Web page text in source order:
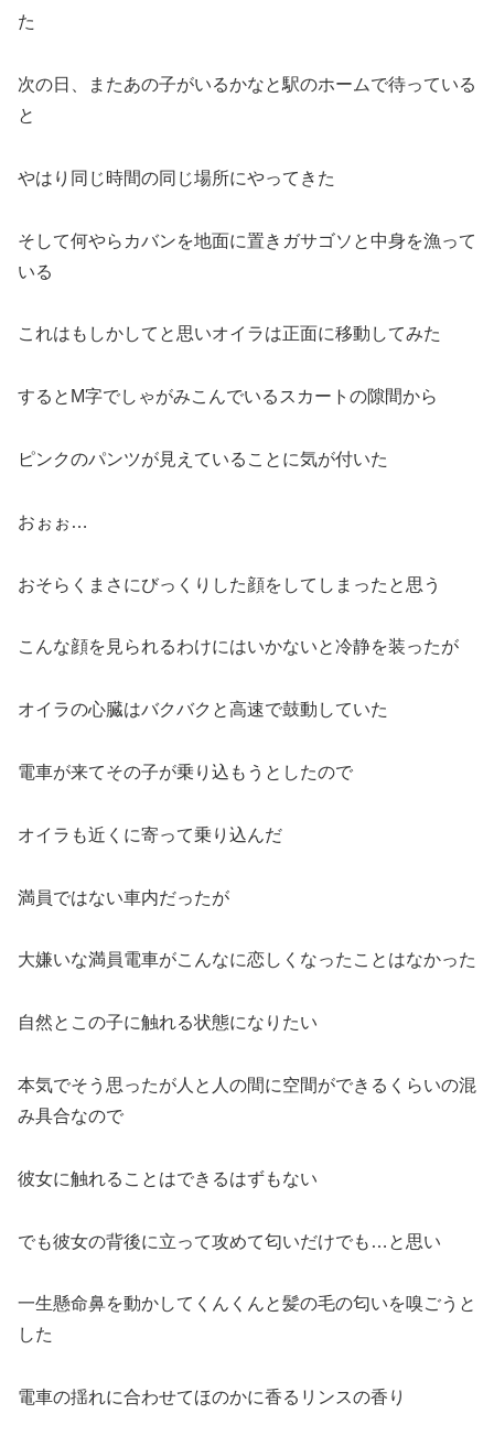
た
次の日、またあの子がいるかなと駅のホームで待っている
と
やはり同じ時間の同じ場所にやってきた
そして何やらカバンを地面に置きガサゴソと中身を漁って
いる
これはもしかしてと思いオイラは正面に移動してみた
するとM字でしゃがみこんでいるスカートの隙間から
ピンクのパンツが見えていることに気が付いた
おぉぉ…
おそらくまさにびっくりした顔をしてしまったと思う
こんな顔を見られるわけにはいかないと冷静を装ったが
オイラの心臓はバクバクと高速で鼓動していた
電車が来てその子が乗り込もうとしたので
オイラも近くに寄って乗り込んだ
満員ではない車内だったが
大嫌いな満員電車がこんなに恋しくなったことはなかった
自然とこの子に触れる状態になりたい
本気でそう思ったが人と人の間に空間ができるくらいの混
み具合なので
彼女に触れることはできるはずもない
でも彼女の背後に立って攻めて匂いだけでも…と思い
一生懸命鼻を動かしてくんくんと髪の毛の匂いを嗅ごうと
した
電車の揺れに合わせてほのかに香るリンスの香り